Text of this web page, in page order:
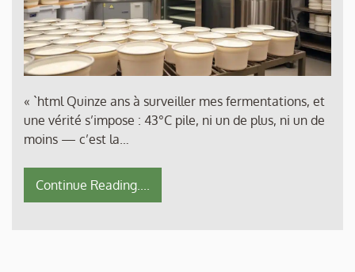
« `html Quinze ans à surveiller mes fermentations, et
une vérité s’impose : 43°C pile, ni un de plus, ni un de
moins — c’est la…
Continue Reading....